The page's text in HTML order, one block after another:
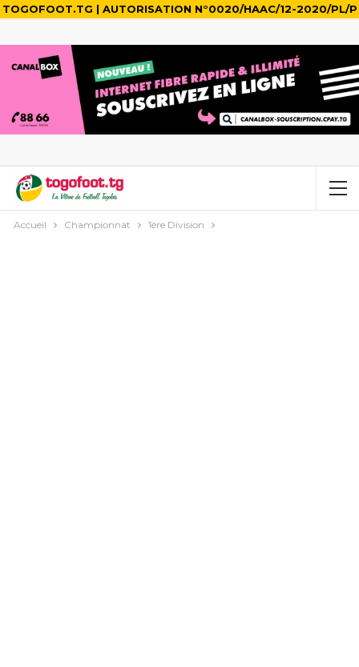
TOGOFOOT.TG | AUTORISATION N°0020/HAAC/12-2020/PL/P
Accueil Championnat 1ère Division